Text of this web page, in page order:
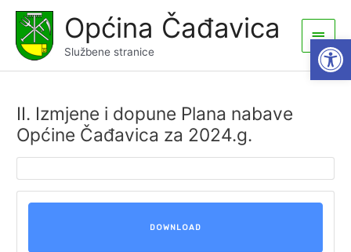
content
Općina Čađavica
Službene stranice
Main
Menu
II. Izmjene i dopune Plana nabave
Općine Čađavica za 2024.g.
DOWNLOAD